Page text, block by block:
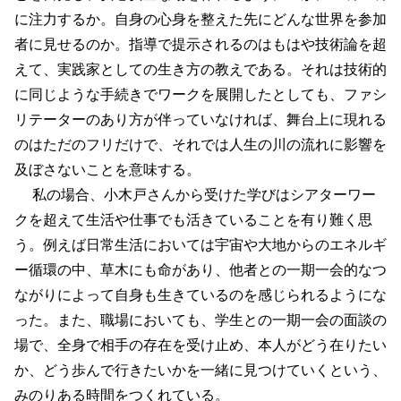
に注力するか。自身の心身を整えた先にどんな世界を参加
者に見せるのか。指導で提示されるのはもはや技術論を超
えて、実践家としての生き方の教えである。それは技術的
に同じような手続きでワークを展開したとしても、ファシ
リテーターのあり方が伴っていなければ、舞台上に現れる
のはただのフリだけで、それでは人生の川の流れに影響を
及ぼさないことを意味する。
私の場合、小木戸さんから受けた学びはシアターワー
クを超えて生活や仕事でも活きていることを有り難く思
う。例えば日常生活においては宇宙や大地からのエネルギ
ー循環の中、草木にも命があり、他者との一期一会的なつ
ながりによって自身も生きているのを感じられるようにな
った。また、職場においても、学生との一期一会の面談の
場で、全身で相手の存在を受け止め、本人がどう在りたい
か、どう歩んで行きたいかを一緒に見つけていくという、
みのりある時間をつくれている。